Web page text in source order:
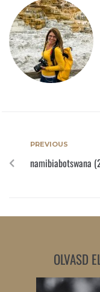
PREVIOUS
namibiabotswana
OLVASD